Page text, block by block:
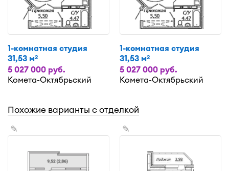
1-комнатная студия
31,53 м2
5 027 000 руб.
Комета-Октябрьский
1-комнатная студия
31,53 м2
5 027 000 руб.
Комета-Октябрьский
Похожие варианты с отделкой
✎ ✎